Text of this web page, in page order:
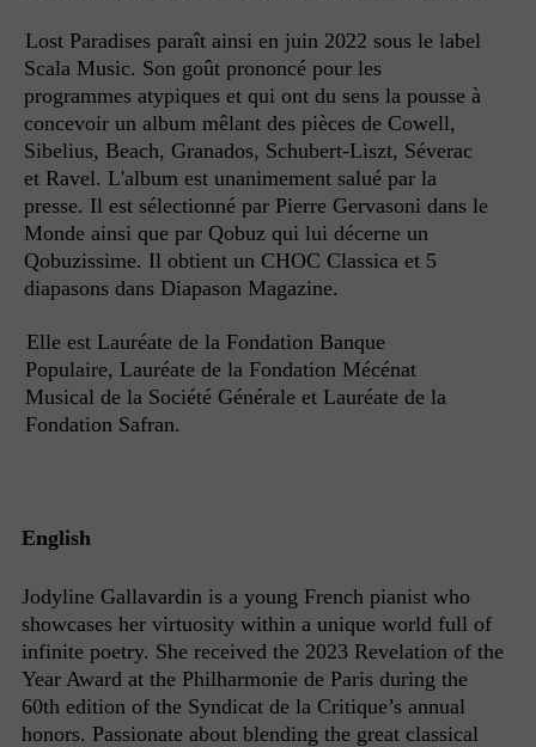
Lost Paradises paraît ainsi en juin 2022 sous le label
Scala Music. Son goût prononcé pour les
programmes atypiques et qui ont du sens la pousse à
concevoir un album mêlant des pièces de Cowell,
Sibelius, Beach, Granados, Schubert-Liszt, Séverac
et Ravel. L'album est unanimement salué par la
presse. Il est sélectionné par Pierre Gervasoni dans le
Monde ainsi que par Qobuz qui lui décerne un
Qobuzissime. Il obtient un CHOC Classica et 5
diapasons dans Diapason Magazine.
Elle est Lauréate de la Fondation Banque
Populaire, Lauréate de la Fondation Mécénat
Musical de la Société Générale et Lauréate de la
Fondation Safran.
English
Jodyline Gallavardin is a young French pianist who
showcases her virtuosity within a unique world full of
infinite poetry. She received the 2023 Revelation of the
Year Award at the Philharmonie de Paris during the
60th edition of the Syndicat de la Critique’s annual
honors. Passionate about blending the great classical